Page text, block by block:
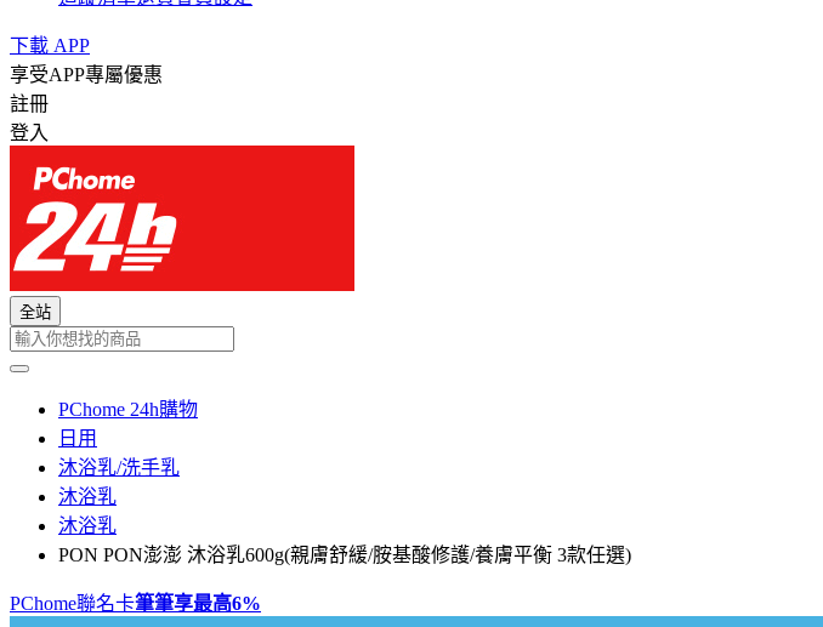
下載 APP
享受APP專屬優惠
註冊
登入
全站
PChome 24h購物
日用
沐浴乳/洗手乳
沐浴乳
沐浴乳
PON PON澎澎 沐浴乳600g(親膚舒緩/胺基酸修護/養膚平衡 3款任選)
PChome聯名卡筆筆享最高6%